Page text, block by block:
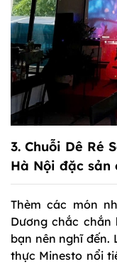
3. Chuỗi Dê Ré
Hà Nội đặc sản
Thèm các món
Dương chắc
bạn nên nghĩ đến.
thực Minesto nổi